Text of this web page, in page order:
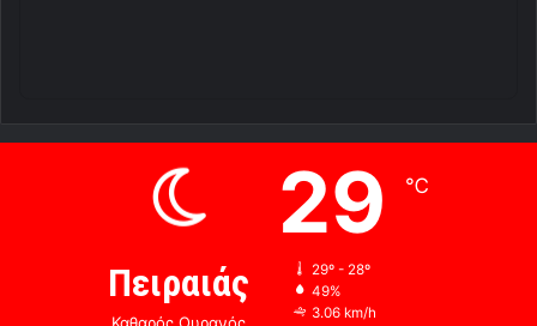
Πειραιάς
29 ℃
29º - 28º
49%
3.06 km/h